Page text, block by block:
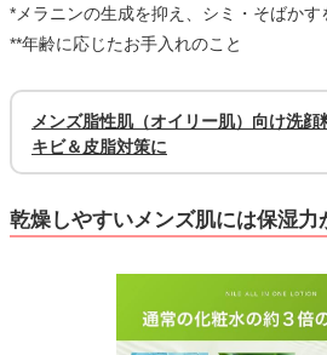
*メラニンの生成を抑え、シミ・そばかす
**年齢に応じたお手入れのこと
メンズ脂性肌（オイリー肌）向け洗
キビ＆皮脂対策に
乾燥しやすいメンズ肌には保湿力